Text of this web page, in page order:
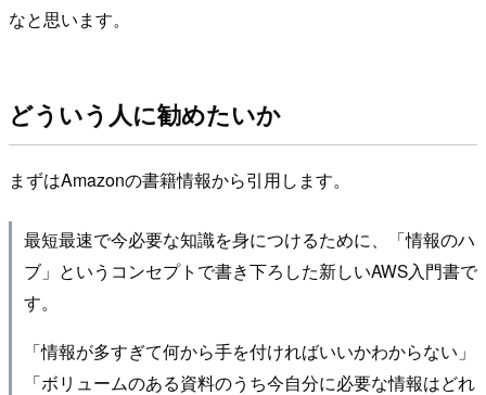
なと思います。
どういう人に勧めたいか
まずはAmazonの書籍情報から引用します。
最短最速で今必要な知識を⾝につけるために、「情報のハ
ブ」というコンセプトで書き下ろした新しいAWS⼊⾨書で
す。
「情報が多すぎて何から⼿を付ければいいかわからない」
「ボリュームのある資料のうち今⾃分に必要な情報はどれ